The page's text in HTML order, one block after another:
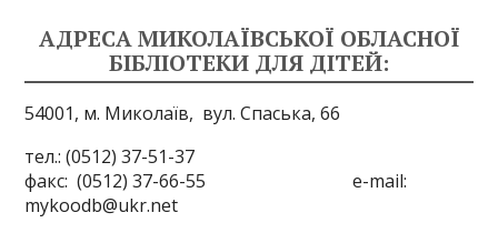
АДРЕСА МИКОЛАЇВСЬКОЇ ОБЛАСНОЇ
БІБЛІОТЕКИ ДЛЯ ДІТЕЙ:
54001, м. Миколаїв, вул. Спаська, 66
тел.: (0512) 37-51-37
факс: (0512) 37-66-55 e-mail:
mykoodb@ukr.net